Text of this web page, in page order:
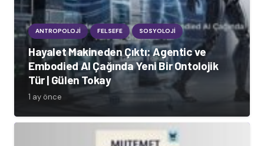
ANTROPOLOJI FELSEFE SOSYOLOJI
Hayalet Makineden Çıktı: Agentic ve
Embodied AI Çağında Yeni Bir Ontolojik
Tür | Gülen Tokay
1 ay önce